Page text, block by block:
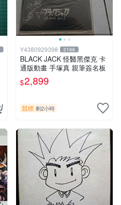
Y4380929398 2166
BLACK JACK 怪醫黑傑克 卡
通版動畫 手塚真 親筆簽名板
$2,899
競標 剩2小時